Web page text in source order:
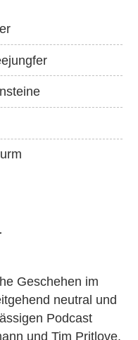
Geschehen im
neutral und
Podcast
und Tim Pritlove.